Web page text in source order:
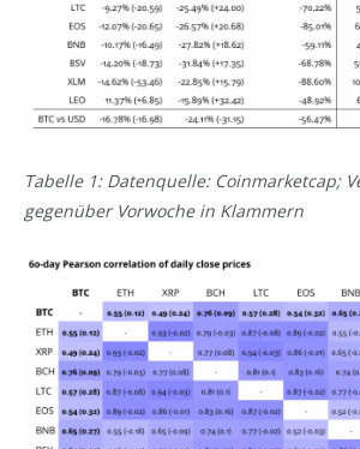
Tabelle 1: Datenquelle: Coinmarketcap;
gegenüber Vorwoche in Klammern